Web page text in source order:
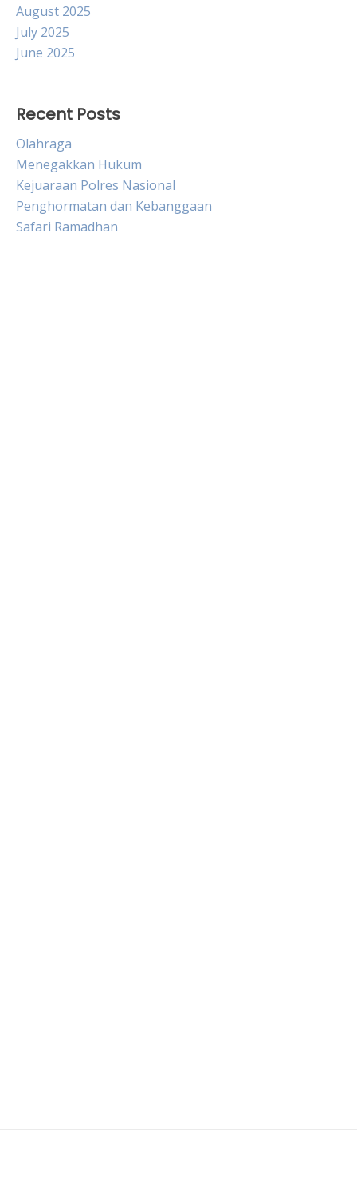
August 2025
July 2025
June 2025
Recent Posts
Olahraga
Menegakkan Hukum
Kejuaraan Polres Nasional
Penghormatan dan Kebanggaan
Safari Ramadhan